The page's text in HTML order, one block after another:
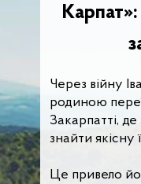
Через війну
родиною
Закарпатті, де
знайти якісну
Це привело
Карпат»: